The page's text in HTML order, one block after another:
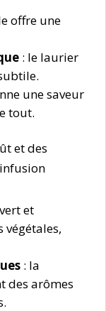
offre une
: le laurier
une saveur
tout.
et des
et
végétales,
: la
des arômes